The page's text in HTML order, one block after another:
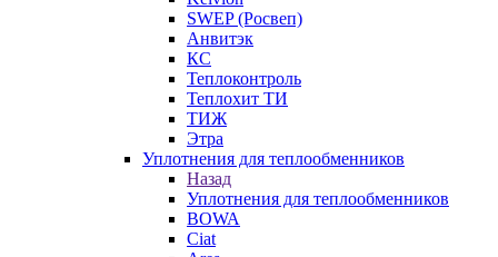
SWEP (Росвеп)
Анвитэк
КС
Теплоконтроль
Теплохит ТИ
ТИЖ
Этра
Уплотнения для теплообменников
Назад
Уплотнения для теплообменников
BOWA
Ciat